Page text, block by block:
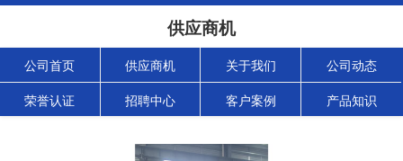
供应商机
公司首页 供应商机 关于我们 公司动态
荣誉认证 招聘中心 客户案例 产品知识